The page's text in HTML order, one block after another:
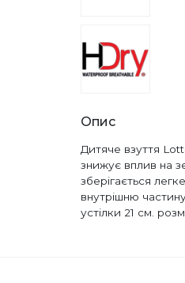
Опис
Дитяче взуття
знижує вплив на
зберігається
внутрішню
устілки 21 см.